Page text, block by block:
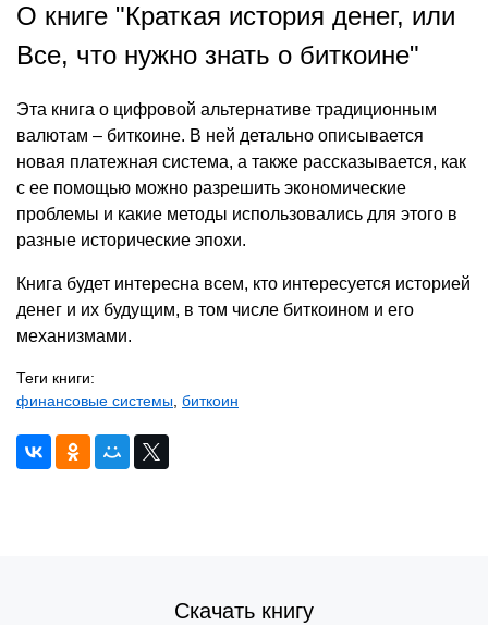
О книге "Краткая история денег, или
Все, что нужно знать о биткоине"
Эта книга о цифровой альтернативе традиционным
валютам – биткоине. В ней детально описывается
новая платежная система, а также рассказывается, как
с ее помощью можно разрешить экономические
проблемы и какие методы использовались для этого в
разные исторические эпохи.
Книга будет интересна всем, кто интересуется историей
денег и их будущим, в том числе биткоином и его
механизмами.
Теги книги:
финансовые системы, биткоин
Скачать книгу